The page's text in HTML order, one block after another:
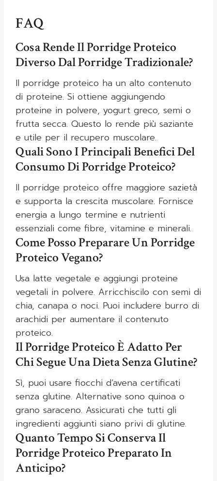
FAQ
Cosa Rende Il Porridge Proteico
Diverso Dal Porridge Tradizionale?
Il porridge proteico ha un alto contenuto
di proteine. Si ottiene aggiungendo
proteine in polvere, yogurt greco, semi o
frutta secca. Questo lo rende più saziante
e utile per il recupero muscolare.
Quali Sono I Principali Benefici Del
Consumo Di Porridge Proteico?
Il porridge proteico offre maggiore sazietà
e supporta la crescita muscolare. Fornisce
energia a lungo termine e nutrienti
essenziali come fibre, vitamine e minerali.
Come Posso Preparare Un Porridge
Proteico Vegano?
Usa latte vegetale e aggiungi proteine
vegetali in polvere. Arricchiscilo con semi di
chia, canapa o noci. Puoi includere burro di
arachidi per aumentare il contenuto
proteico.
Il Porridge Proteico È Adatto Per
Chi Segue Una Dieta Senza Glutine?
Sì, puoi usare fiocchi d’avena certificati
senza glutine. Alternative sono quinoa o
grano saraceno. Assicurati che tutti gli
ingredienti aggiunti siano privi di glutine.
Quanto Tempo Si Conserva Il
Porridge Proteico Preparato In
Anticipo?